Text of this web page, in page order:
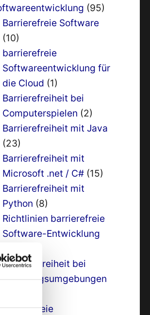
(95)
Barrierefreie Software
(10)
barrierefreie
Softwareentwicklung für
die Cloud (1)
Barrierefreiheit bei
Computerspielen (2)
Barrierefreiheit mit Java
(23)
Barrierefreiheit mit
Microsoft .net / C#(15)
Barrierefreiheit mit
Python (8)
Richtlinien barrierefreie
Software-Entwicklung
Barrierefreiheit bei